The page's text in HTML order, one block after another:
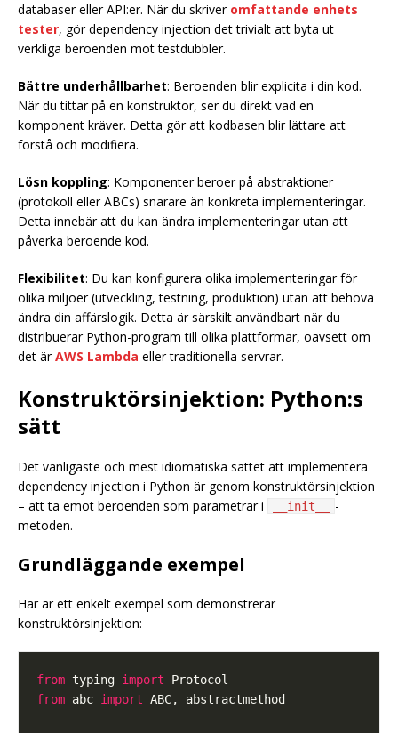
databaser eller API:er. När du skriver omfattande enhets
tester, gör dependency injection det trivialt att byta ut
verkliga beroenden mot testdubbler.
Bättre underhållbarhet: Beroenden blir explicita i din kod.
När du tittar på en konstruktor, ser du direkt vad en
komponent kräver. Detta gör att kodbasen blir lättare att
förstå och modifiera.
Lösn koppling: Komponenter beroer på abstraktioner
(protokoll eller ABCs) snarare än konkreta implementeringar.
Detta innebär att du kan ändra implementeringar utan att
påverka beroende kod.
Flexibilitet: Du kan konfigurera olika implementeringar för
olika miljöer (utveckling, testning, produktion) utan att behöva
ändra din affärslogik. Detta är särskilt användbart när du
distribuerar Python-program till olika plattformar, oavsett om
det ärAWS Lambda eller traditionella servrar.
Konstruktörsinjektion: Python:s
sätt
Det vanligaste och mest idiomatiska sättet att implementera
dependency injection i Python är genom konstruktörsinjektion
– att ta emot beroenden som parametrar i
__init__
-
metoden.
Grundläggande exempel
Här är ett enkelt exempel som demonstrerar
konstruktörsinjektion:
from typing import
from abc import